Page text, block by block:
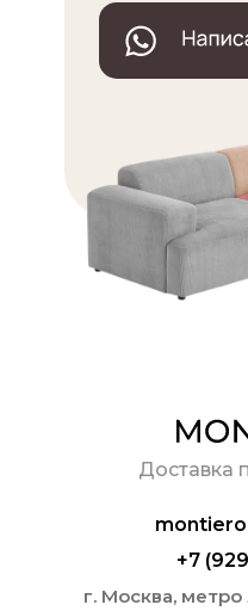
Доставка
+7
г. Москва,
ДИВАНЫ
ДИВАН
МОДЕЛИ